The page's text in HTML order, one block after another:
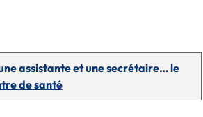
assistante et une secrétaire… le
de santé